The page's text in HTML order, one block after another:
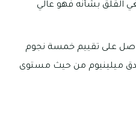
القلق بشأنه فهو عالي
على تقييم خمسة نجوم
ميلينيوم من حيث مستوى